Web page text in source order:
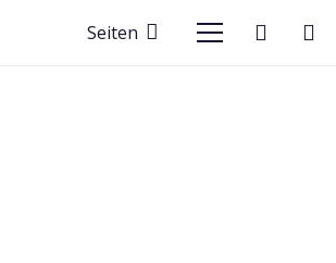
Seiten